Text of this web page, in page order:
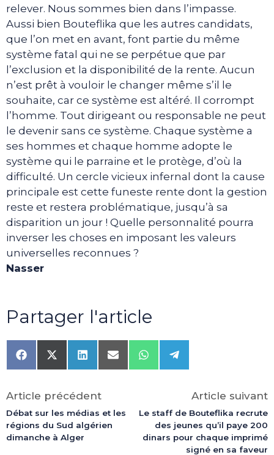
relever. Nous sommes bien dans l’impasse.
Aussi bien Bouteflika que les autres candidats,
que l’on met en avant, font partie du même
système fatal qui ne se perpétue que par
l’exclusion et la disponibilité de la rente. Aucun
n’est prêt à vouloir le changer même s’il le
souhaite, car ce système est altéré. Il corrompt
l’homme. Tout dirigeant ou responsable ne peut
le devenir sans ce système. Chaque système a
ses hommes et chaque homme adopte le
système qui le parraine et le protège, d’où la
difficulté. Un cercle vicieux infernal dont la cause
principale est cette funeste rente dont la gestion
reste et restera problématique, jusqu’à sa
disparition un jour ! Quelle personnalité pourra
inverser les choses en imposant les valeurs
universelles reconnues ?
Nasser
Partager l'article
Share
on
Share
on
(Twitter)
Share
on
Share
on
Share
on
Share
on
Article précédent
Débat sur les médias et les
régions du Sud algérien
dimanche à Alger
Article suivant
Le staff de Bouteflika recrute
des jeunes qu’il paye 200
dinars pour chaque imprimé
signé en sa faveur